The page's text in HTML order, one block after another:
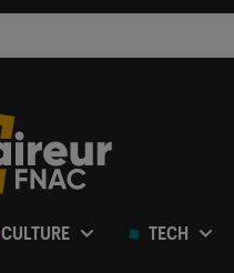
CULTURE TECH